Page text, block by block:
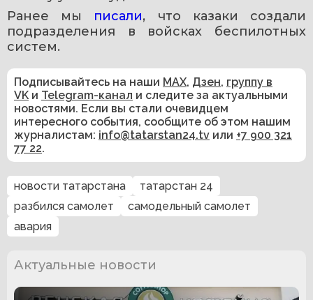
Ранее мы писали, что казаки создали
подразделения в войсках беспилотных
систем.
Подписывайтесь на наши MAX, Дзен, группу в
VK и Telegram-канал и следите за актуальными
новостями. Если вы стали очевидцем
интересного события, сообщите об этом нашим
журналистам: info@tatarstan24.tv или +7 900 321
77 22.
новости татарстана
татарстан 24
разбился самолет
самодельный самолет
авария
Актуальные новости